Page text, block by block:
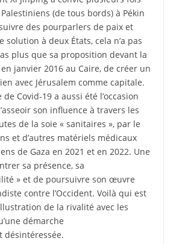
(de tous bords) à Pékin
des pourparlers de paix et
solution à deux États, cela n’a pas
plus que sa proposition devant la
janvier 2016 au Caire, de créer un
avec Jérusalem comme capitale.
Covid-19 a aussi été l’occasion
son influence à travers les
de la soie « sanitaires », par le
et d’autres matériels médicaux
de Gaza en 2021 et en 2022. Une
sa présence, sa
» et de poursuivre son œuvre
contre l’Occident. Voilà qui est
de la rivalité avec les
démarche
désintéressée.